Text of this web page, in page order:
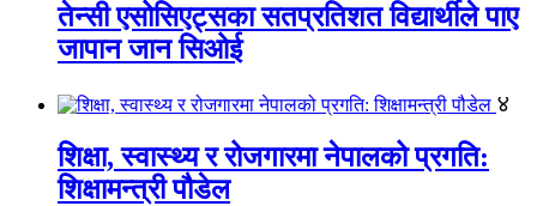
तेन्सी एसोसिएट्सका सतप्रतिशत विद्यार्थीले पाए
जापान जान सिओई
४
शिक्षा, स्वास्थ्य र रोजगारमा नेपालको प्रगति:
शिक्षामन्त्री पौडेल